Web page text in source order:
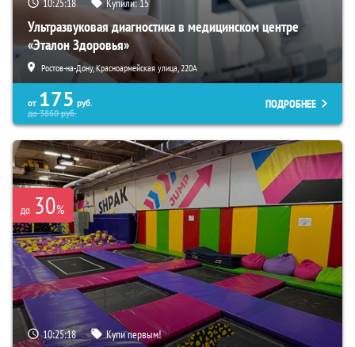
10:25:16 Купили:15
Ультразвуковая диагностика в медицинском центре
«Эталон Здоровья»
Ростов-на-Дону, Красноармейская улица, 220А
от 175 руб.
до3860руб.
ПОДРОБНЕЕ
до 30%
10:25:16 Купи первым!